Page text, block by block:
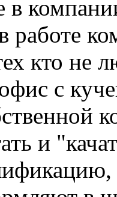
в
работе
кто не
с
и